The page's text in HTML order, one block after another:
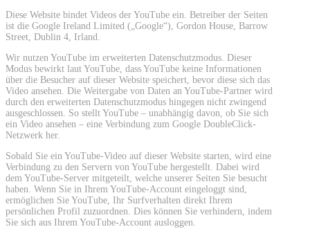
Diese Website bindet Videos der YouTube ein. Betreiber der Seiten
ist die Google Ireland Limited („Google“), Gordon House, Barrow
Street, Dublin 4, Irland.
Wir nutzen YouTube im erweiterten Datenschutzmodus. Dieser
Modus bewirkt laut YouTube, dass YouTube keine Informationen
über die Besucher auf dieser Website speichert, bevor diese sich das
Video ansehen. Die Weitergabe von Daten an YouTube-Partner wird
durch den erweiterten Datenschutzmodus hingegen nicht zwingend
ausgeschlossen. So stellt YouTube – unabhängig davon, ob Sie sich
ein Video ansehen – eine Verbindung zum Google DoubleClick-
Netzwerk her.
Sobald Sie ein YouTube-Video auf dieser Website starten, wird eine
Verbindung zu den Servern von YouTube hergestellt. Dabei wird
dem YouTube-Server mitgeteilt, welche unserer Seiten Sie besucht
haben. Wenn Sie in Ihrem YouTube-Account eingeloggt sind,
ermöglichen Sie YouTube, Ihr Surfverhalten direkt Ihrem
persönlichen Profil zuzuordnen. Dies können Sie verhindern, indem
Sie sich aus Ihrem YouTube-Account ausloggen.